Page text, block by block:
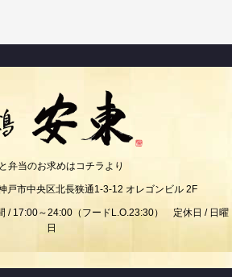
弁当のお求めはコチラより
市中央区北長狭通1-3-12 オレゴンビル 2F
/ 17:00～24:00（フードL.O.23:30） 定休日 / 日曜
日